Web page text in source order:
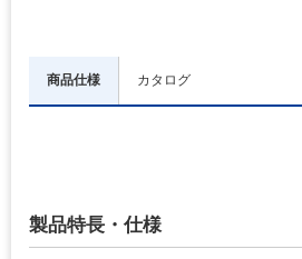
商品仕様 カタログ
製品特長・仕様